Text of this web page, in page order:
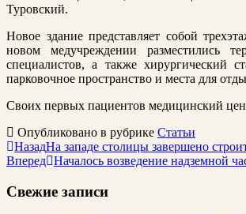
Туровский.
Новое здание представляет собой
новом медучреждении разместились
специалистов, а также хирургический
парковочное пространство и места для
Своих первых пациентов медицинский
Опубликовано в рубрике Статьи
НазадНа западе столицы завершено
Вперед Началось возведение надземной
Свежие записи